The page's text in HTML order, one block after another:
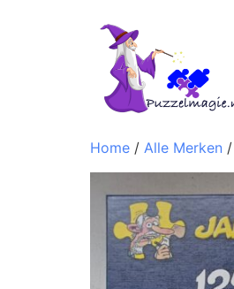
Home / Alle Merken /